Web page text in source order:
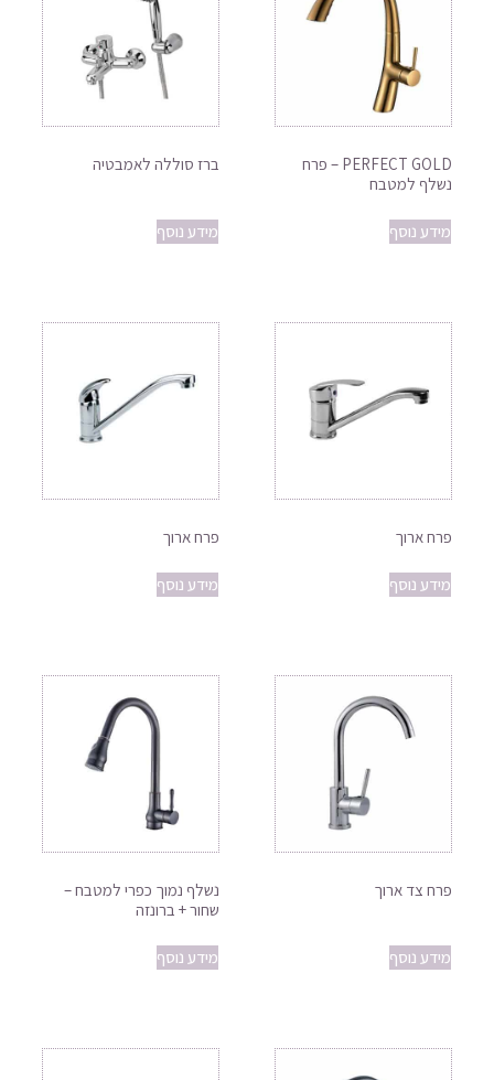
PERFECT GOLD – פרח
נשלף למטבח
מידע נוסף
ברז סוללה לאמבטיה
מידע נוסף
פרח ארוך
מידע נוסף
פרח ארוך
מידע נוסף
פרח צד ארוך
מידע נוסף
נשלף נמוך כפרי למטבח –
שחור + ברונזה
מידע נוסף